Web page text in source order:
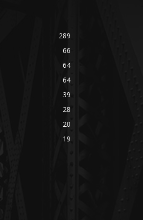
289
66
64
64
39
28
20
19